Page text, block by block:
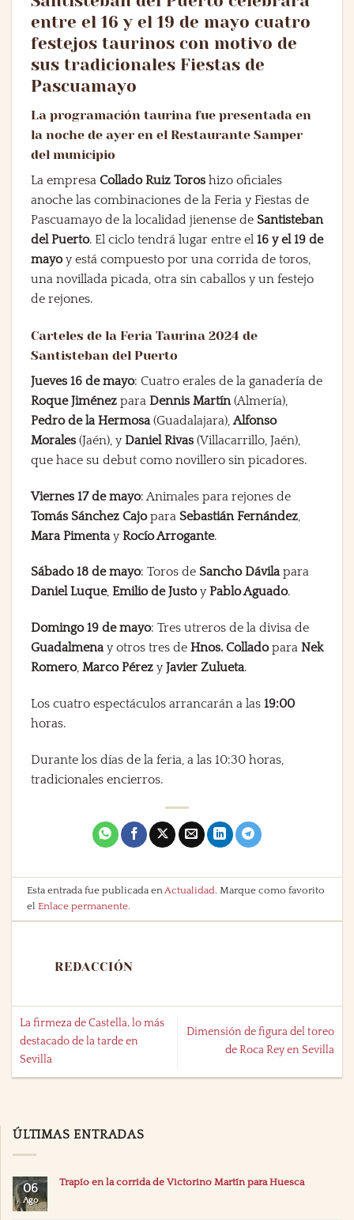
entre el 16 y el 19 de mayo cuatro
festejos taurinos con motivo de
sus tradicionales Fiestas de
Pascuamayo
La programación taurina fue presentada en
la noche de ayer en el Restaurante Samper
del municipio
La empresa Collado Ruiz Toros hizo oficiales
anoche las combinaciones de la Feria y Fiestas de
Pascuamayo de la localidad jienense de Santisteban
del Puerto. El ciclo tendrá lugar entre el 16 y el 19 de
mayoy está compuesto por una corrida de toros,
una novillada picada, otra sin caballos y un festejo
de rejones.
Carteles de la Feria Taurina 2024 de
Santisteban del Puerto
Jueves 16 de mayo: Cuatro erales de la ganadería de
Roque Jiménez para Dennis Martín(Almería),
Pedro de la Hermosa(Guadalajara),Alfonso
Morales (Jaén), y Daniel Rivas (Villacarrillo, Jaén),
que hace su debut como novillero sin picadores.
Viernes 17 de mayo: Animales para rejones de
Tomás Sánchez Cajopara Sebastián Fernández,
Mara Pimentay Rocío Arrogante.
Sábado 18 de mayo: Toros de Sancho Dávilapara
Daniel Luque, Emilio de Justoy Pablo Aguado.
Domingo 19 de mayo: Tres utreros de la divisa de
Guadalmenay otros tres de Hnos. Colladopara Nek
Romero, Marco Pérez y Javier Zulueta.
Los cuatro espectáculos arrancarán a las 19:00
horas.
Durante los días de la feria, a las 10:30 horas,
tradicionales encierros.
Esta entrada fue publicada enActualidad. Marque como favorito
elEnlace permanente.
REDACCIÓN
La firmeza de Castella, lo más
destacado de la tarde en
Sevilla
Dimensión de figura del toreo
de Roca Rey en Sevilla
ÚLTIMAS ENTRADAS
06
Ago
Trapío en la corrida de Victorino Martín para Huesca